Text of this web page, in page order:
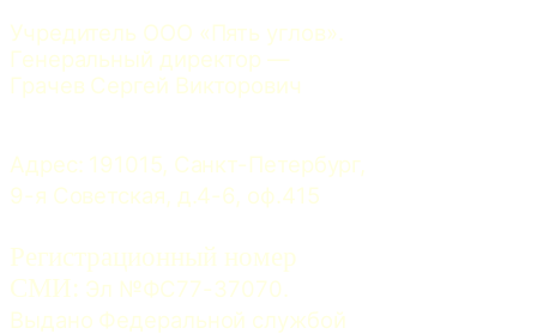
Учредитель ООО «Пять углов».
Генеральный директор —
Грачев Сергей Викторович
Адрес: 191015, Санкт-Петербург,
9-я Советская, д.4-6, оф.415
Регистрационный номер
СМИ: Эл №ФС77-37070.
Выдано Федеральной службой